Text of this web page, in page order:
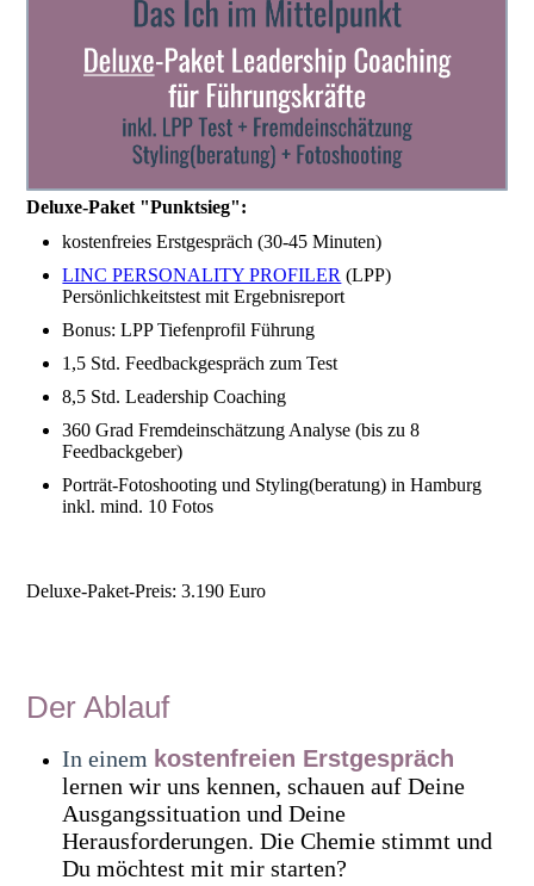
Deluxe-Paket "Punktsieg":
kostenfreies Erstgespräch (30-45 Minuten)
LINC PERSONALITY PROFILER (LPP)
Persönlichkeitstest mit Ergebnisreport
Bonus: LPP Tiefenprofil Führung
1,5 Std. Feedbackgespräch zum Test
8,5 Std. Leadership Coaching
360 Grad Fremdeinschätzung Analyse (bis zu 8
Feedbackgeber)
Porträt-Fotoshooting und Styling(beratung) in Hamburg
inkl. mind. 10 Fotos
Deluxe-Paket-Preis: 3.190 Euro
Der Ablauf
In einem kostenfreien Erstgespräch
lernen wir uns kennen, schauen auf Deine
Ausgangssituation und Deine
Herausforderungen. Die Chemie stimmt und
Du möchtest mit mir starten?